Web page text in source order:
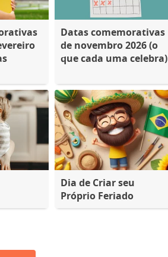
Datas comemorativas
de novembro 2026 (o
que cada uma celebra)
Dia de Criar seu
Próprio Feriado